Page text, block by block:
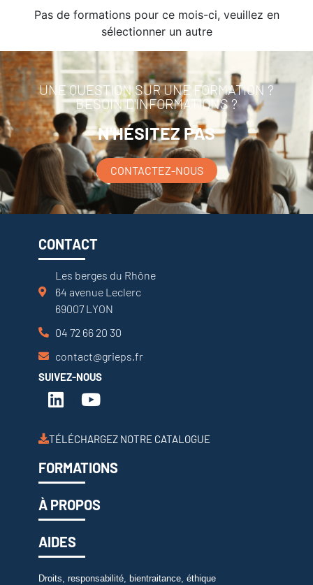
Pas de formations pour ce mois-ci, veuillez en
sélectionner un autre
UNE QUESTION SUR UNE FORMATION ?
BESOIN D'INFORMATIONS ?
N'HÉSITEZ PAS
CONTACTEZ-NOUS
CONTACT
Les berges du Rhône
64 avenue Leclerc
69007 LYON
04 72 66 20 30
contact@grieps.fr
SUIVEZ-NOUS
TÉLÉCHARGEZ NOTRE CATALOGUE
FORMATIONS
À PROPOS
AIDES
Droits, responsabilité, bientraitance, éthique